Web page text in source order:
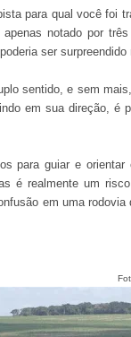
para qual você foi
notado por
ser
sentido, e sem
em suadireção, é
para guiar e
é realmente um
em uma